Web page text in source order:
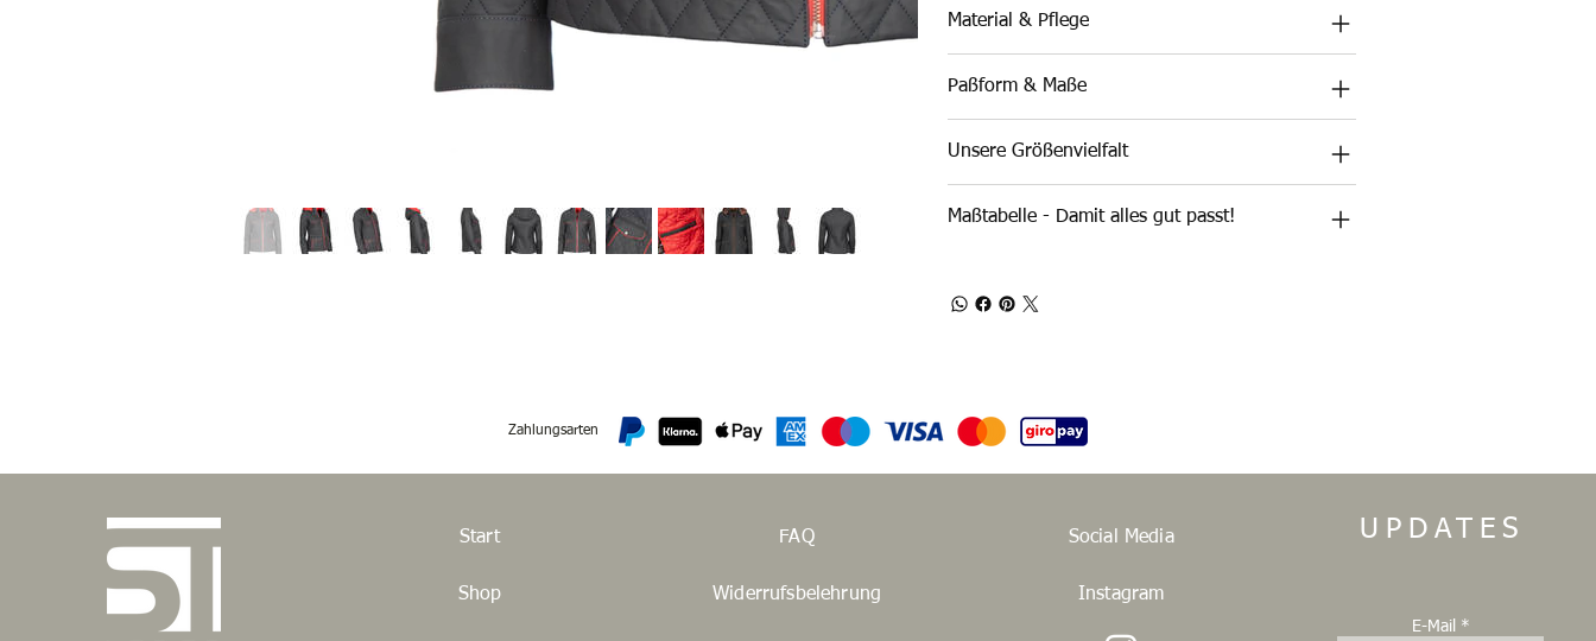
Material & Pflege
Paßform & Maße
Unsere Größenvielfalt
Maßtabelle - Damit alles gut passt!
Start
Shop
FAQ
Widerrufsbelehrung
Social Media
Instagram
UPDATES
E-Mail
Zahlungsarten